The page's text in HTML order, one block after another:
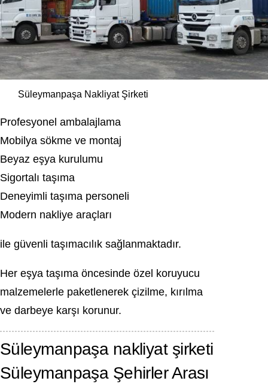
Süleymanpaşa Nakliyat Şirketi
Profesyonel ambalajlama
Mobilya sökme ve montaj
Beyaz eşya kurulumu
Sigortalı taşıma
Deneyimli taşıma personeli
Modern nakliye araçları
ile güvenli taşımacılık sağlanmaktadır.
Her eşya taşıma öncesinde özel koruyucu
malzemelerle paketlenerek çizilme, kırılma
ve darbeye karşı korunur.
Süleymanpaşa nakliyat şirketi
Süleymanpaşa Şehirler Arası